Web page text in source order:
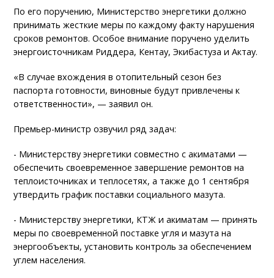
По его поручению, Министерство энергетики должно
принимать жесткие меры по каждому факту нарушения
сроков ремонтов. Особое внимание поручено уделить
энергоисточникам Риддера, Кентау, Экибастуза и Актау.
«В случае вхождения в отопительный сезон без
паспорта готовности, виновные будут привлечены к
ответственности», — заявил он.
Премьер-министр озвучил ряд задач:
- Министерству энергетики совместно с акиматами —
обеспечить своевременное завершение ремонтов на
теплоисточниках и теплосетях, а также до 1 сентября
утвердить график поставки социального мазута.
- Министерству энергетики, КТЖ и акиматам — принять
меры по своевременной поставке угля и мазута на
энергообъекты, установить контроль за обеспечением
углем населения.